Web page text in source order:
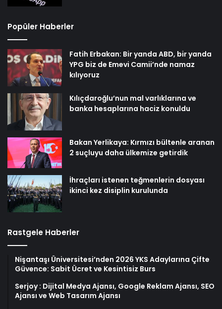
Popüler Haberler
Fatih Erbakan: Bir yanda ABD, bir yanda
YPG biz de Emevi Camii’nde namaz
kılıyoruz
Kılıçdaroğlu’nun mal varlıklarına ve
banka hesaplarına haciz konuldu
Bakan Yerlikaya: Kırmızı bültenle aranan
2 suçluyu daha ülkemize getirdik
İhraçları istenen teğmenlerin dosyası
ikinci kez disiplin kurulunda
Rastgele Haberler
Nişantaşı Üniversitesi’nden 2026 YKS Adaylarına Çifte
Güvence: Sabit Ücret ve Kesintisiz Burs
Serjoy : Dijital Medya Ajansı, Google Reklam Ajansı, SEO
Ajansı ve Web Tasarım Ajansı